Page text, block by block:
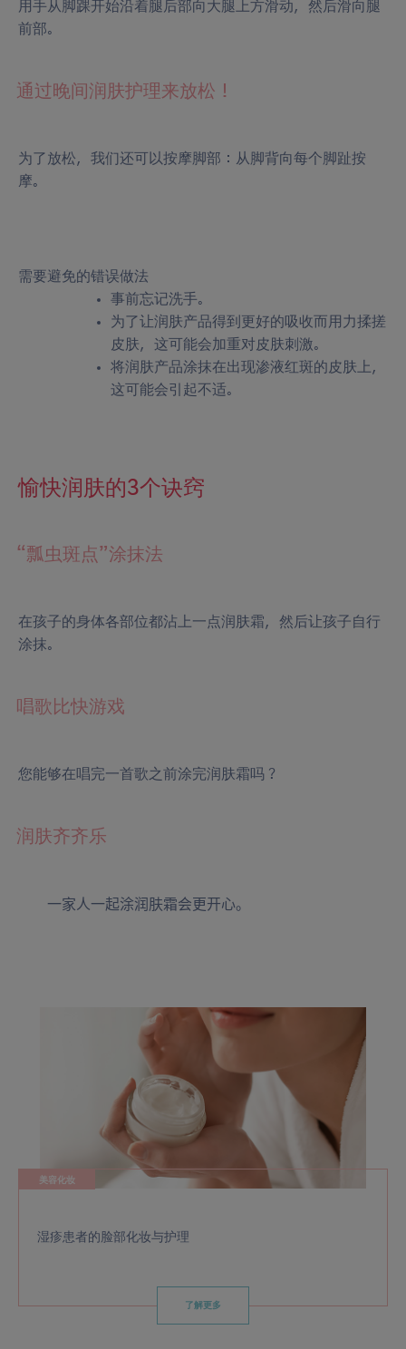
用手从脚踝开始沿着腿后部向大腿上方滑动，然后滑向腿
前部。
通过晚间润肤护理来放松！
为了放松，我们还可以按摩脚部：从脚背向每个脚趾按
摩。
需要避免的错误做法
事前忘记洗手。
为了让润肤产品得到更好的吸收而用力揉搓
皮肤，这可能会加重对皮肤刺激。
将润肤产品涂抹在出现渗液红斑的皮肤上，
这可能会引起不适。
愉快润肤的3个诀窍
“瓢虫斑点”涂抹法
在孩子的身体各部位都沾上一点润肤霜，然后让孩子自行
涂抹。
唱歌比快游戏
您能够在唱完一首歌之前涂完润肤霜吗？
润肤齐齐乐
一家人一起涂润肤霜会更开心。
美容化妆
湿疹患者的脸部化妆与护理
了解更多